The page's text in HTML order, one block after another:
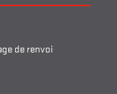
de renvoi